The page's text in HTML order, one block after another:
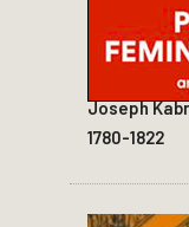
Joseph
1780-1822